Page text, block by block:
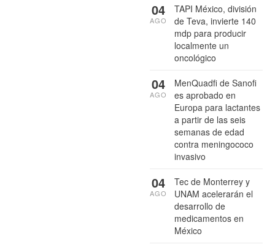
TAPI México, división
de Teva, invierte 140
mdp para producir
localmente un
oncológico
04
AGO
MenQuadfi de Sanofi
es aprobado en
Europa para lactantes
a partir de las seis
semanas de edad
contra meningococo
invasivo
04
AGO
Tec de Monterrey y
UNAM acelerarán el
desarrollo de
medicamentos en
México
04
AGO